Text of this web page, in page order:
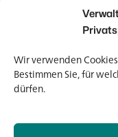
Wir verwenden
Bestimmen Sie, für
dürfen.